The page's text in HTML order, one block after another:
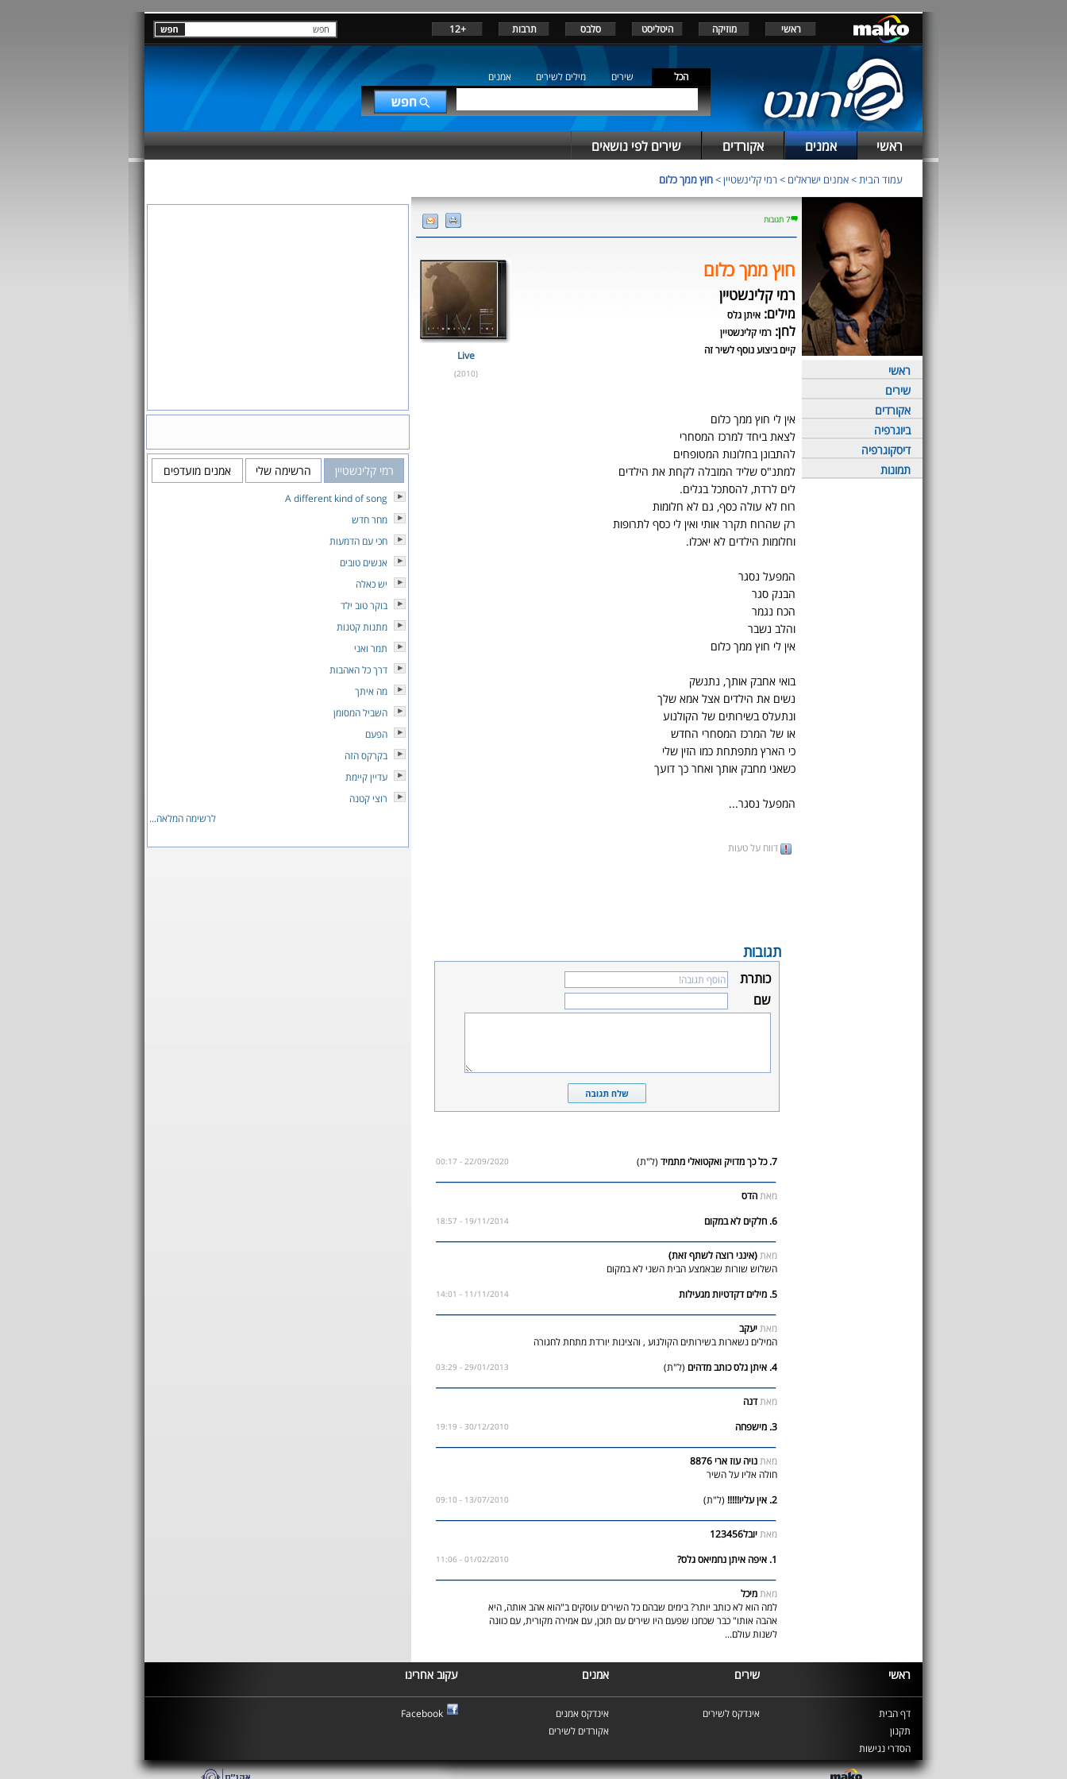
ראשי מוזיקה היטליסט סלבס תרבות +12
הכל שירים מילים לשירים אמנים
ראשי אמנים אקורדים שירים לפי נושאים
עמוד הבית>אמנים ישראלים >רמי קלינשטיין>חוץ ממך כלום
ראשי
שירים
אקורדים
ביוגרפיה
דיסקוגרפיה
תמונות
7 תגובות
חוץ ממך כלום
רמי קלינשטיין
מילים: איתן גלס
לחן: רמי קלינשטיין
קיים ביצוע נוסף לשיר זה
אין לי חוץ ממך כלום
לצאת ביחד למרכז המסחרי
להתבונן בחלונות המטופחים
למתנ"ס שליד המזבלה לקחת את הילדים
לים לרדת, להסתכל בגלים.
רוח לא עולה כסף, גם לא חלומות
רק שהרוח תקרר אותי ואין לי כסף לתרופות
וחלומות הילדים לא יאכלו.
המפעל נסגר
הבנק סגר
הכח נגמר
והלב נשבר
אין לי חוץ ממך כלום
בואי אחבק אותך, נתנשק
נשים את הילדים אצל אמא שלך
ונתעלס בשירותים של הקולנוע
או של המרכז המסחרי החדש
כי הארץ מתפתחת כמו הזין שלי
כשאני מחבק אותך ואחר כך דועך
המפעל נסגר...
Live
(2010)
דווח על טעות
תגובות
כותרת
שם
7. כל כך מדויק ואקטואלי מתמיד (ל"ת) 22/09/2020 - 00:17
מאתהדס
6. חלקים לא במקום
19/11/2014 - 18:57
מאת(אינני רוצה לשתף זאת)
השלוש שורות שבאמצע הבית השני לא במקום
5. מילים דקדטיות מגעילות
11/11/2014 - 14:01
מאתיעקב
המילים נשארות בשירותים הקולנוע , והצינות יורדת מתחת לחגורה
4. איתן גלס כותב מדהים
(ל"ת) 29/01/2013 - 03:29
מאתדנה
3. מישפחה
30/12/2010 - 19:19
מאתנויה עוז ארי 8876
חולה אליו על השיר
2. אין עליו!!!!!
(ל"ת) 13/07/2010 - 09:10
מאתיובל123456
1. איפה איתן נחמיאס גלס?
01/02/2010 - 11:06
מאתמיכל
למה הוא לא כותב יותר? בימים שבהם כל השירים עוסקים ב"הוא אהב אותה, היא
אהבה אותו" כבר שכחנו שפעם היו שירים עם תוכן, עם אמירה מקורית, עם כוונה
לשנות עולם...
רמי קלינשטיין הרשימה שלי אמנים מועדפים
A different kind of song
מחר חדש
חכי עם הדמעות
אנשים טובים
יש כאלה
בוקר טוב ילד
מתנות קטנות
תמר ואני
דרך כל האהבות
מה איתך
השביל המסומן
הפעם
בקרקס הזה
עדיין קיימת
רוצי קטנה
לרשימה המלאה...
ראשי שירים אמנים עקוב אחרינו
דף הבית
תקנון
הסדרי נגישות
אינדקס לשירים
אינדקס אמנים
אקורדים לשירים
Facebook